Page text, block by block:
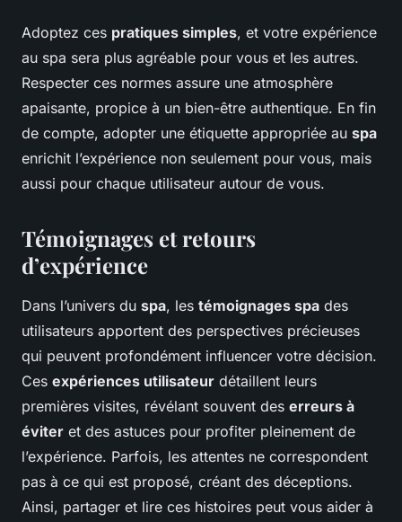
Adoptez ces pratiques simples, et votre expérience
au spa sera plus agréable pour vous et les autres.
Respecter ces normes assure une atmosphère
apaisante, propice à un bien-être authentique. En fin
de compte, adopter une étiquette appropriée au spa
enrichit l’expérience non seulement pour vous, mais
aussi pour chaque utilisateur autour de vous.
Témoignages et retours
d’expérience
Dans l’univers du spa, les témoignages spa des
utilisateurs apportent des perspectives précieuses
qui peuvent profondément influencer votre décision.
Ces expériences utilisateur détaillent leurs
premières visites, révélant souvent des erreurs à
éviter et des astuces pour profiter pleinement de
l’expérience. Parfois, les attentes ne correspondent
pas à ce qui est proposé, créant des déceptions.
Ainsi, partager et lire ces histoires peut vous aider à